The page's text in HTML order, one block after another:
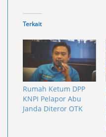
Terkait
Rumah Ketum DPP
KNPI Pelapor Abu
Janda Diteror OTK